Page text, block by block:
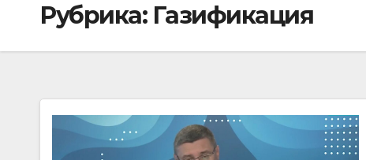
Рубрика: Газификация